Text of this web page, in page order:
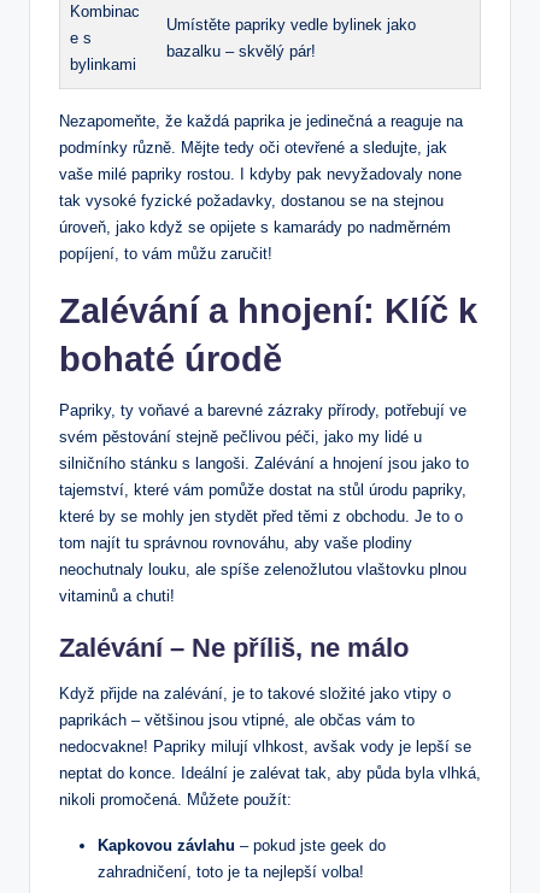
Kombinac
e s
bylinkami
Umístěte papriky vedle bylinek jako
bazalku – skvělý pár!
Nezapomeňte, že každá paprika je jedinečná a reaguje na
podmínky různě. Mějte tedy oči otevřené a sledujte, jak
vaše milé papriky rostou. I kdyby pak nevyžadovaly none
tak vysoké fyzické požadavky, dostanou se na stejnou
úroveň, jako když se opijete s kamarády po nadměrném
popíjení, to vám můžu zaručit!
Zalévání a hnojení: Klíč k
bohaté úrodě
Papriky, ty voňavé a barevné zázraky přírody, potřebují ve
svém pěstování stejně pečlivou péči, jako my lidé u
silničního stánku s langoši. Zalévání a hnojení jsou jako to
tajemství, které vám pomůže dostat na stůl úrodu papriky,
které by se mohly jen stydět před těmi z obchodu. Je to o
tom najít tu správnou rovnováhu, aby vaše plodiny
neochutnaly louku, ale spíše zelenožlutou vlaštovku plnou
vitaminů a chuti!
Zalévání – Ne příliš, ne málo
Když přijde na zalévání, je to takové složité jako vtipy o
paprikách – většinou jsou vtipné, ale občas vám to
nedocvakne! Papriky milují vlhkost, avšak vody je lepší se
neptat do konce. Ideální je zalévat tak, aby půda byla vlhká,
nikoli promočená. Můžete použít:
Kapkovou závlahu – pokud jste geek do
zahradničení, toto je ta nejlepší volba!